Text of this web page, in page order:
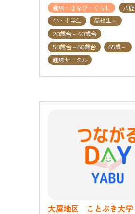
趣味・まなび・くらし
八鹿
小・中学生
高校生～
20歳台～40歳台
50歳台～60歳台
65歳～
趣味サークル
大屋地区 ことぶき大学